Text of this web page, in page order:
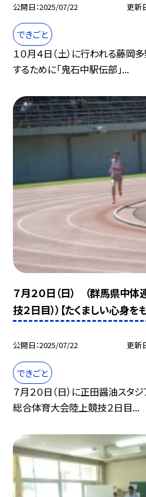
公開日 2025/07/22 更新
できごと
１０月４日（土）に行われる藤
するために「鬼石中駅伝部」...
７月２０日（日） （群馬県中
技２日目））【たくましい心身を
公開日 2025/07/22 更新
できごと
７月２０日（日）に正田醤油ス
総合体育大会陸上競技２日目...